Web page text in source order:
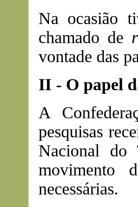
Na ocasião
chamado de
vontade das
II - O papel
A
pesquisas
Nacional do
movimento
necessárias.